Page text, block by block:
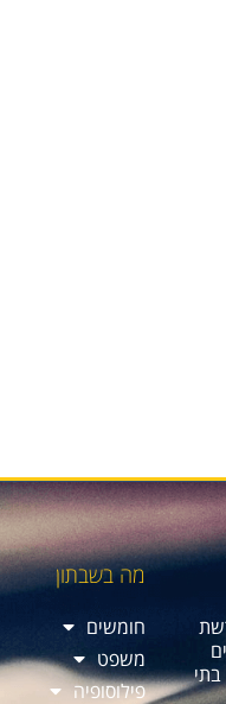
פרשת
מה בשבתון
חומשים
משפט
פילוסופיה